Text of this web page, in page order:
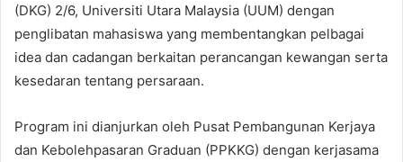
(DKG) 2/6, Universiti Utara Malaysia (UUM) dengan
penglibatan mahasiswa yang membentangkan pelbagai
idea dan cadangan berkaitan perancangan kewangan serta
kesedaran tentang persaraan.
Program ini dianjurkan oleh Pusat Pembangunan Kerjaya
dan Kebolehpasaran Graduan (PPKKG) dengan kerjasama